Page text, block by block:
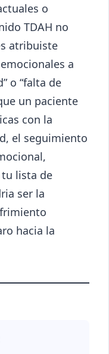
o
TDAH no
atribuiste
a
o “falta de
un paciente
con la
el seguimiento
tu lista de
ser la
hacia la